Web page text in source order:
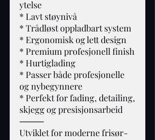
ytelse
* Lavt støynivå
* Trådløst oppladbart system
* Ergonomisk og lett design
* Premium profesjonell finish
* Hurtiglading
* Passer både profesjonelle
og nybegynnere
* Perfekt for fading, detailing,
skjegg og presisjonsarbeid
⸻
Utviklet for moderne frisør-